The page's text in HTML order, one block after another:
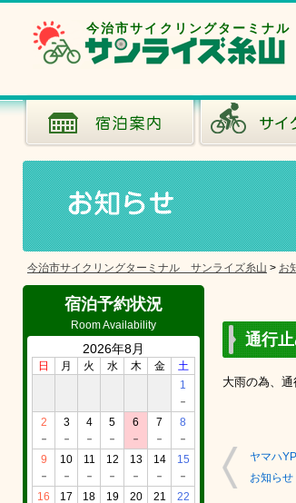
今治市サイクリングターミナル
今治市サイクリングターミナル サンライズ糸山 > お
宿泊予約状況
Room Availability
2026年8月
日 月 火 水 木 金
土
1
－
2
－
3
－
4
－
5
－
6
－
7
－
8
－
9
－
10
－
11
－
12
－
13
－
14
－
15
－
16 17 18 19 20 21 22
通行
大雨の為、
ヤマハ
お知らせ